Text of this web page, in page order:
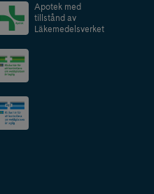
Apotek med
tillstånd av
Läkemedelsverket